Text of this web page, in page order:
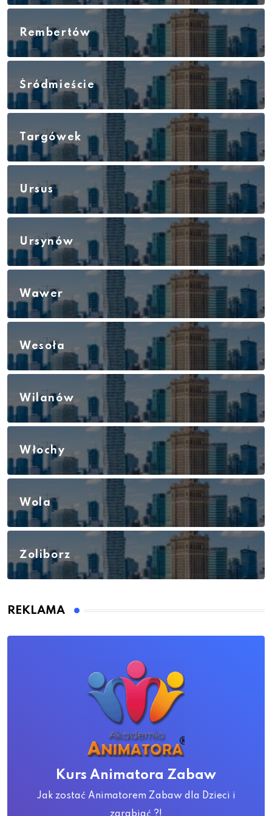
Rembertów
Śródmieście
Targówek
Ursus
Ursynów
Wawer
Wesoła
Wilanów
Włochy
Wola
Żoliborz
REKLAMA
Kurs Animatora Zabaw
Jak zostać Animatorem Zabaw dla Dzieci i